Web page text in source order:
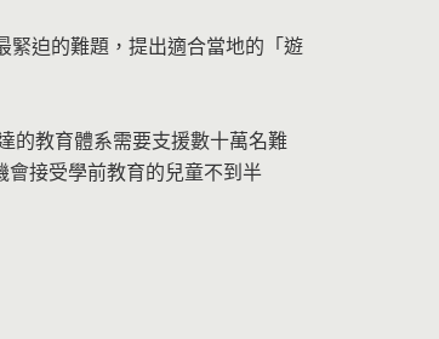
緊迫的難題，提出適合當地的「遊
的教育體系需要支援數十萬名難
會接受學前教育的兒童不到半